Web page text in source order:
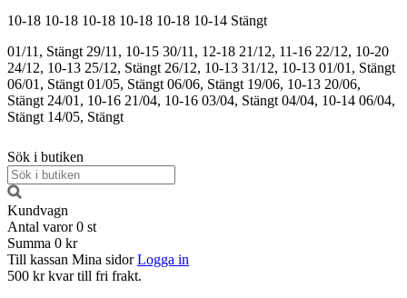
10-18 10-18 10-18 10-18 10-18 10-14 Stängt
01/11, Stängt 29/11, 10-15 30/11, 12-18 21/12, 11-16 22/12, 10-20
24/12, 10-13 25/12, Stängt 26/12, 10-13 31/12, 10-13 01/01, Stängt
06/01, Stängt 01/05, Stängt 06/06, Stängt 19/06, 10-13 20/06,
Stängt 24/01, 10-16 21/04, 10-16 03/04, Stängt 04/04, 10-14 06/04,
Stängt 14/05, Stängt
Sök i butiken
Kundvagn
Antal varor 0 st
Summa 0 kr
Till kassan Mina sidor Logga in
500 kr kvar till fri frakt.